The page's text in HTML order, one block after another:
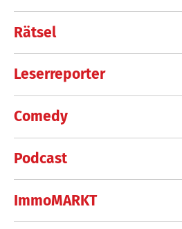
Rätsel
Leserreporter
Comedy
Podcast
ImmoMARKT